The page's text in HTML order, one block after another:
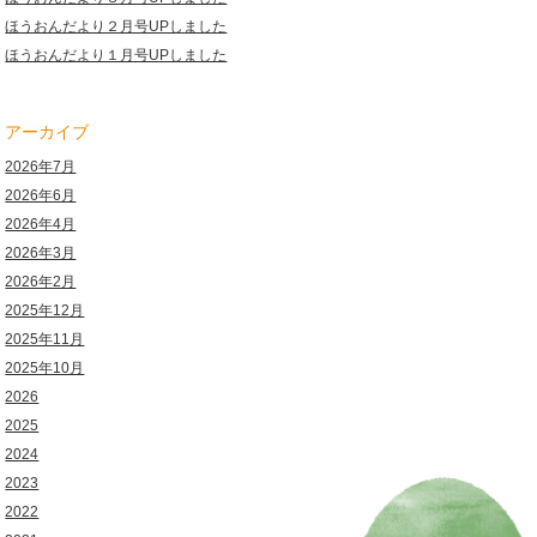
ほうおんだより２月号UPしました
ほうおんだより１月号UPしました
アーカイブ
2026年7月
2026年6月
2026年4月
2026年3月
2026年2月
2025年12月
2025年11月
2025年10月
2026
2025
2024
2023
2022